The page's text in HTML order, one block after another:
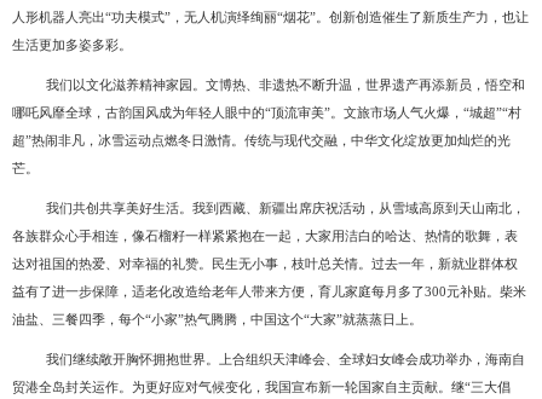
人形机器人亮出“功夫模式”，无人机演绎绚丽“烟花”。创新创造催生了新质生产力，也让
生活更加多姿多彩。
我们以文化滋养精神家园。文博热、非遗热不断升温，世界遗产再添新员，悟空和
哪吒风靡全球，古韵国风成为年轻人眼中的“顶流审美”。文旅市场人气火爆，“城超”“村
超”热闹非凡，冰雪运动点燃冬日激情。传统与现代交融，中华文化绽放更加灿烂的光
芒。
我们共创共享美好生活。我到西藏、新疆出席庆祝活动，从雪域高原到天山南北，
各族群众心手相连，像石榴籽一样紧紧抱在一起，大家用洁白的哈达、热情的歌舞，表
达对祖国的热爱、对幸福的礼赞。民生无小事，枝叶总关情。过去一年，新就业群体权
益有了进一步保障，适老化改造给老年人带来方便，育儿家庭每月多了300元补贴。柴米
油盐、三餐四季，每个“小家”热气腾腾，中国这个“大家”就蒸蒸日上。
我们继续敞开胸怀拥抱世界。上合组织天津峰会、全球妇女峰会成功举办，海南自
贸港全岛封关运作。为更好应对气候变化，我国宣布新一轮国家自主贡献。继“三大倡